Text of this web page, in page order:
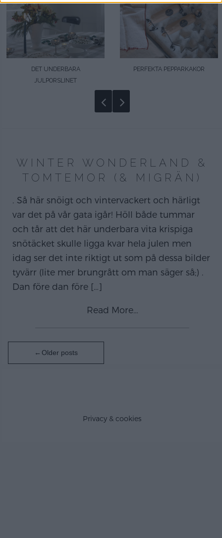
DET UNDERBARA
JULPORSLINET
PERFEKTA PEPPARKAKOR
WINTER WONDERLAND &
TOMTEMOR (& MIGRÄN)
. Så här snöigt och vintervackert och härligt
var det på vår gata igår! Höll både tummar
och tår att det här underbara vita krispiga
snötäcket skulle ligga kvar hela julen men
idag ser det inte riktigt ut som på dessa bilder
tyvärr (lite mer brungrått om man säger så;) .
Dan före dan före […]
Read More…
Posts Older posts
Privacy & cookies